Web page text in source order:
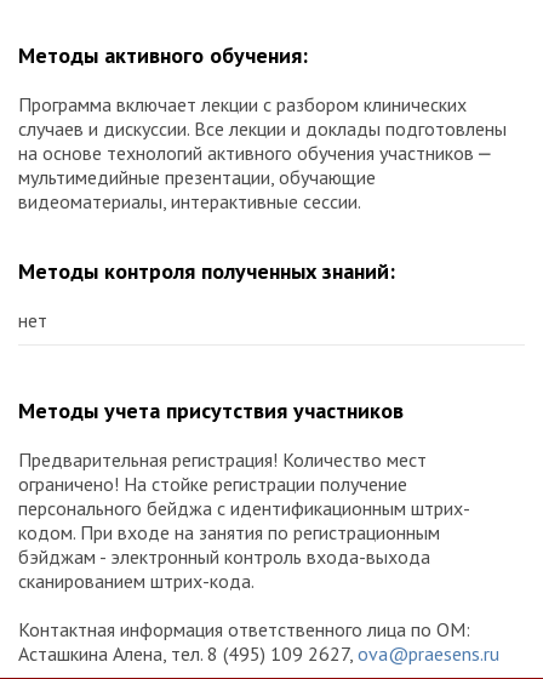
Методы активного обучения:
Программа включает лекции с разбором клинических
случаев и дискуссии. Все лекции и доклады подготовлены
на основе технологий активного обучения участников ⎼
мультимедийные презентации, обучающие
видеоматериалы, интерактивные сессии.
Методы контроля полученных знаний:
нет
Методы учета присутствия участников
Предварительная регистрация! Количество мест
ограничено! На стойке регистрации получение
персонального бейджа с идентификационным штрих-
кодом. При входе на занятия по регистрационным
бэйджам - электронный контроль входа-выхода
сканированием штрих-кода.
Контактная информация ответственного лица по ОМ:
Асташкина Алена, тел. 8 (495) 109 2627, ova@praesens.ru